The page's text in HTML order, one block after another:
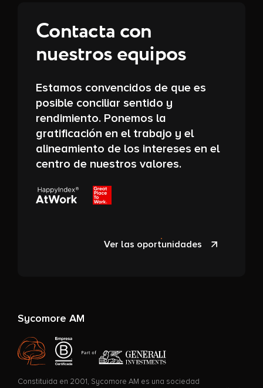
Contacta con
nuestros equipos
Estamos convencidos de que es
posible conciliar sentido y
rendimiento. Ponemos la
gratificación en el trabajo y el
alineamiento de los intereses en el
centro de nuestros valores.
Ver las oportunidades
Sycomore AM
Constituida en 2001, Sycomore AM es una sociedad